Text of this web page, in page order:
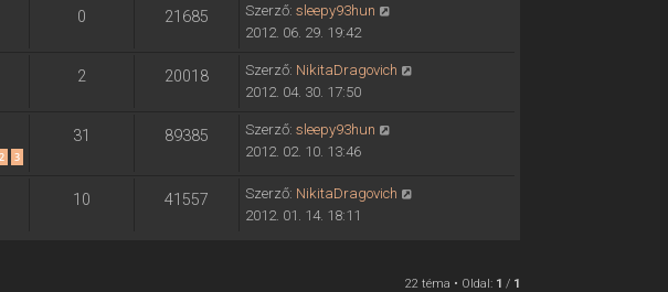
0 21685 Szerző: sleepy93hun
2012. 06. 29. 19:42
2 20018 Szerző: NikitaDragovich
2012. 04. 30. 17:50
2 3
31 89385 Szerző: sleepy93hun
2012. 02. 10. 13:46
10 41557 Szerző: NikitaDragovich
2012. 01. 14. 18:11
22 téma • Oldal: 1 / 1